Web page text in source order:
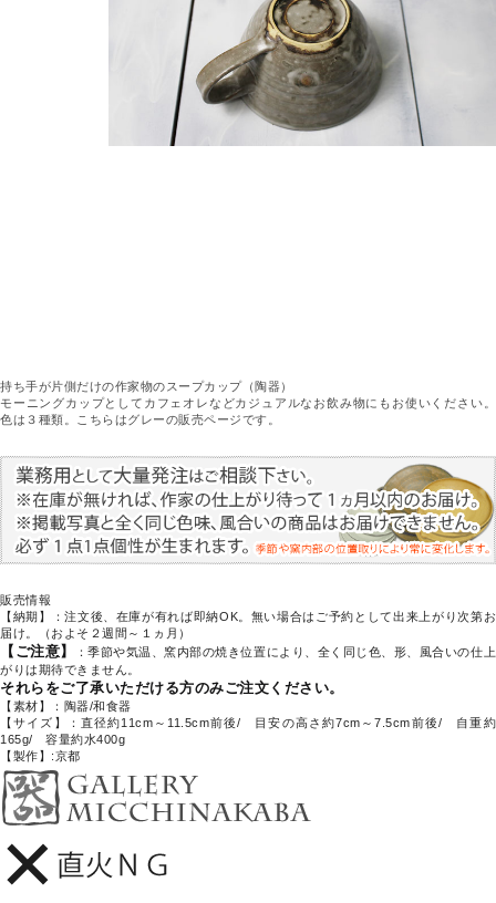
持ち手が片側だけの作家物のスープカップ（陶器）
モーニングカップとしてカフェオレなどカジュアルなお飲み物にもお使いください。
色は３種類。こちらはグレーの販売ページです。
販売情報
【納期】：注文後、在庫が有れば即納OK。無い場合はご予約として出来上がり次第お
届け。（およそ２週間～１ヵ月）
【ご注意】
：季節や気温、窯内部の焼き位置により、全く同じ色、形、風合いの仕上
がりは期待できません。
それらをご了承いただける方のみご注文ください。
【素材】：陶器/和食器
【サイズ】：直径約11cm～11.5cm前後/ 目安の高さ約7cm～7.5cm前後/ 自重約
165g/ 容量約水400g
【製作】:京都